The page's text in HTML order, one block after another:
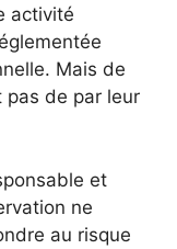
activité
Mais de
pas de par leur
et
ne
au risque